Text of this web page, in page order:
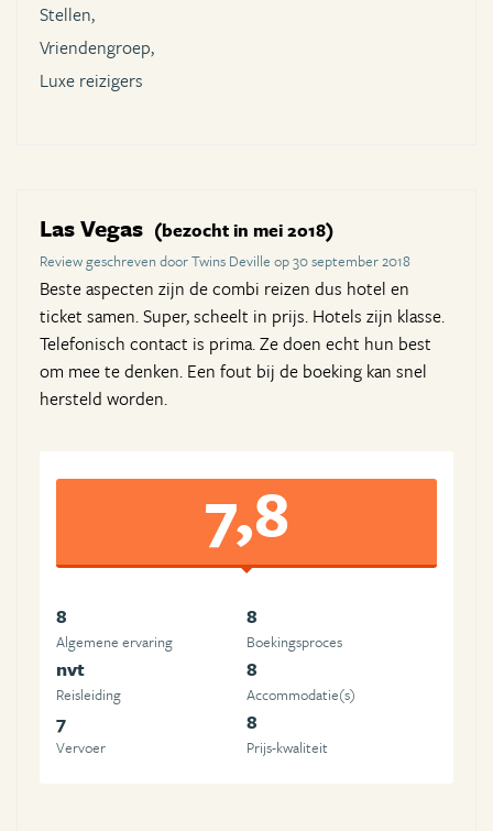
Stellen,
Vriendengroep,
Luxe reizigers
Las Vegas (bezocht in mei 2018)
Review geschreven door Twins Deville op 30 september 2018
Beste aspecten zijn de combi reizen dus hotel en
ticket samen. Super, scheelt in prijs. Hotels zijn klasse.
Telefonisch contact is prima. Ze doen echt hun best
om mee te denken. Een fout bij de boeking kan snel
hersteld worden.
7,8
8
Algemene ervaring
8
Boekingsproces
nvt
Reisleiding
8
Accommodatie(s)
7
Vervoer
8
Prijs-kwaliteit